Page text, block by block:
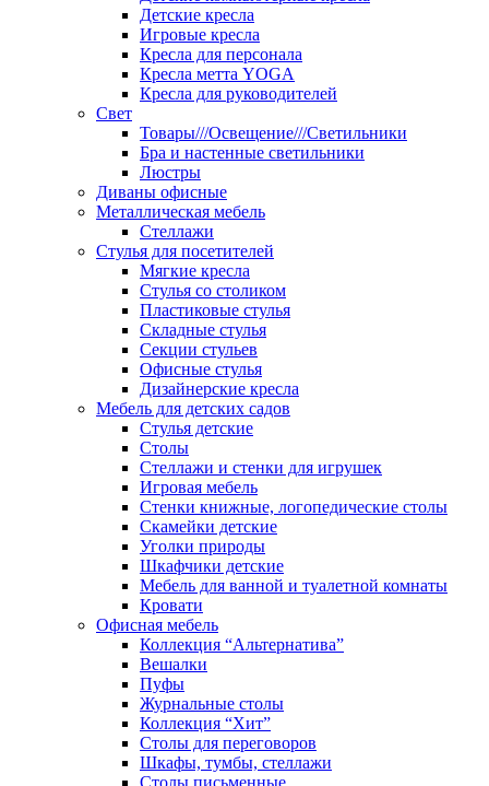
Детские кресла
Игровые кресла
Кресла для персонала
Кресла метта YOGA
Кресла для руководителей
Свет
Товары///Освещение///Светильники
Бра и настенные светильники
Люстры
Диваны офисные
Металлическая мебель
Стеллажи
Стулья для посетителей
Мягкие кресла
Стулья со столиком
Пластиковые стулья
Складные стулья
Секции стульев
Офисные стулья
Дизайнерские кресла
Мебель для детских садов
Стулья детские
Столы
Стеллажи и стенки для игрушек
Игровая мебель
Стенки книжные, логопедические столы
Скамейки детские
Уголки природы
Шкафчики детские
Мебель для ванной и туалетной комнаты
Кровати
Офисная мебель
Коллекция “Альтернатива”
Вешалки
Пуфы
Журнальные столы
Коллекция “Хит”
Столы для переговоров
Шкафы, тумбы, стеллажи
Столы письменные